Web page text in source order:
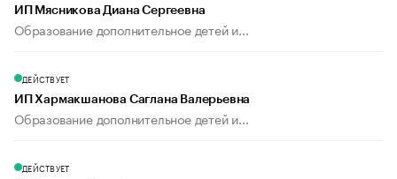
ИП Мясникова Диана Сергеевна
Образование дополнительное детей и...
ДЕЙСТВУЕТ
ИП Хармакшанова Саглана Валерьевна
Образование дополнительное детей и...
ДЕЙСТВУЕТ